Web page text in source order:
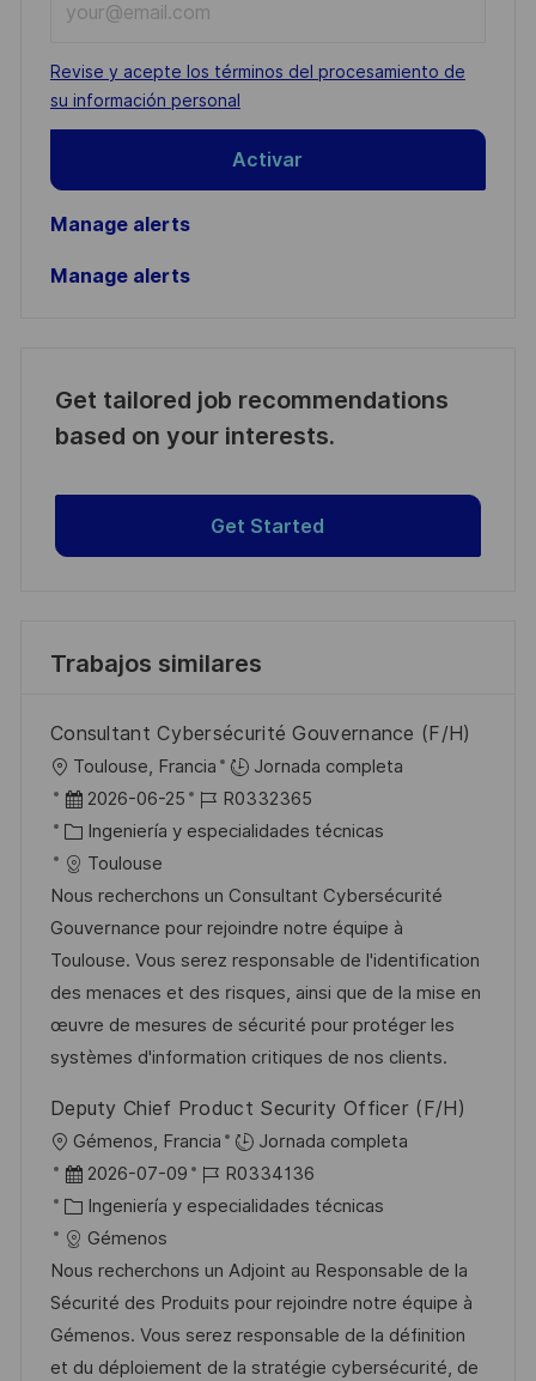
Email
address
(Required)
Required
Revise y acepte los términos del procesamiento de
su información personal
Activar
Manage alerts
Manage alerts
Get tailored job recommendations
based on your interests.
Get Started
Trabajos similares
Consultant Cybersécurité Gouvernance (F/H)
U
b
c
a
c
i
ó
n
Toulouse, Francia
Jornada completa
F
e
c
h
a
d
e
p
u
l
i
c
a
c
i
ó
n
2026-06-25
I
D
e
e
m
p
l
e
R0332365
C
a
t
e
g
o
r
í
Ingeniería y especialidades técnicas
Toulouse
Nous recherchons un Consultant Cybersécurité
Gouvernance pour rejoindre notre équipe à
Toulouse. Vous serez responsable de l'identification
des menaces et des risques, ainsi que de la mise en
œuvre de mesures de sécurité pour protéger les
systèmes d'information critiques de nos clients.
Deputy Chief Product Security Officer (F/H)
U
b
c
a
c
i
ó
Gémenos, Francia
Jornada completa
F
e
c
h
a
d
e
2026-07-09
I
D
e
e
m
p
R0334136
C
a
t
e
g
o
Ingeniería y especialidades técnicas
Gémenos
Nous recherchons un Adjoint au Responsable de la
Sécurité des Produits pour rejoindre notre équipe à
Gémenos. Vous serez responsable de la définition
et du déploiement de la stratégie cybersécurité, de